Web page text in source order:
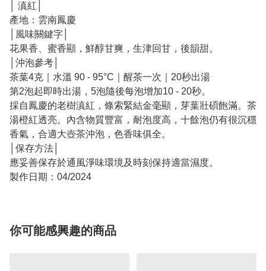
│ 滇紅│
產地：雲南鳳慶
│風味關鍵字│
花果香、蜜香顯，鮮醇甘爽，生津回甘，後韻甜。
│沖泡參考│
茶葉4克｜水溫 90 - 95°C｜醒茶一次｜20秒出湯
第2泡起即時出湯，5泡隨後每泡增加10 - 20秒。
採自鳳慶的老樹滇紅，條索緊結金毫顯，芽葉壯碩飽滿。茶
湯橙紅透亮。內含物質豐富，耐泡度高，十餘泡仍有很沉穩
香氣，合適大壺茶沖泡，色香味俱全。
│保存方法│
應妥善保存於通風淨味環境及時刻保持適當濕度。
製作日期：04/2024
你可能感興趣的商品